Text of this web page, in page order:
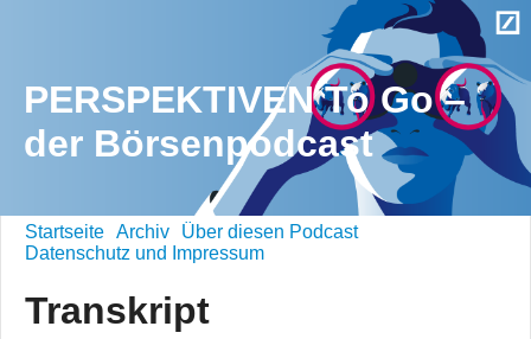
PERSPEKTIVEN To Go –
der Börsenpodcast
Startseite Archiv
Über diesen Podcast
Datenschutz und Impressum
Transkript